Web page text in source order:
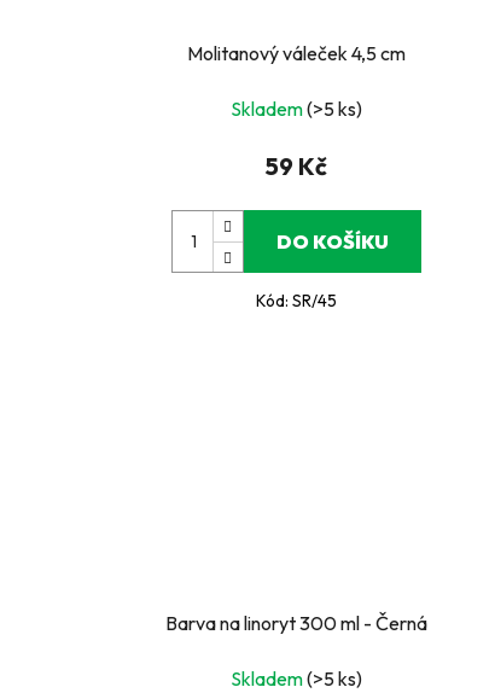
Molitanový váleček 4,5 cm
Skladem(>5 ks)
59 Kč
DO KOŠÍKU
Kód: SR/45
Barva na linoryt 300 ml - Černá
Skladem(>5 ks)